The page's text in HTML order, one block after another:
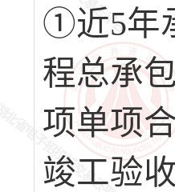
①近5年
程总承
项单项
竣工验